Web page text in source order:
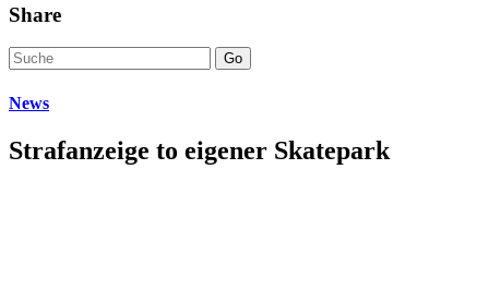
Share
Go
News
Strafanzeige to eigener Skatepark